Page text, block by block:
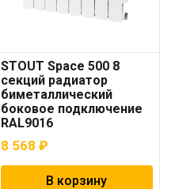
STOUT Space 500 8
секций радиатор
биметаллический
боковое подключение
RAL9016
8 568 ₽
В корзину